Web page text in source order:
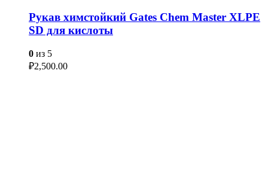
Рукав химстойкий Gates Chem Master XLPE
SD для кислоты
0 из 5
₽2,500.00